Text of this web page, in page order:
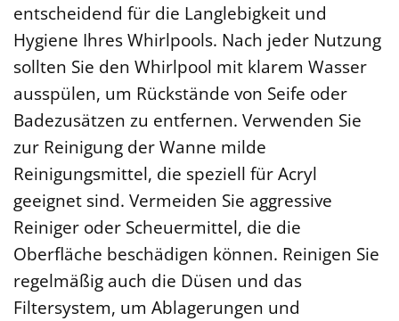
entscheidend für die Langlebigkeit und
Hygiene Ihres Whirlpools. Nach jeder Nutzung
sollten Sie den Whirlpool mit klarem Wasser
ausspülen, um Rückstände von Seife oder
Badezusätzen zu entfernen. Verwenden Sie
zur Reinigung der Wanne milde
Reinigungsmittel, die speziell für Acryl
geeignet sind. Vermeiden Sie aggressive
Reiniger oder Scheuermittel, die die
Oberfläche beschädigen können. Reinigen Sie
regelmäßig auch die Düsen und das
Filtersystem, um Ablagerungen und